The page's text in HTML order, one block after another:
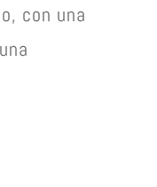
con una